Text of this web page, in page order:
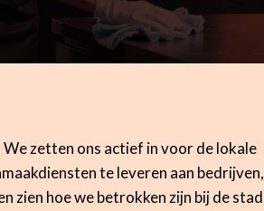
zetten ons actief in voor de lokale
te leveren aan bedrijven,
zien hoe we betrokken zijn bij de stad